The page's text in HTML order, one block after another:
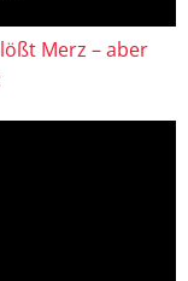
Merz – aber